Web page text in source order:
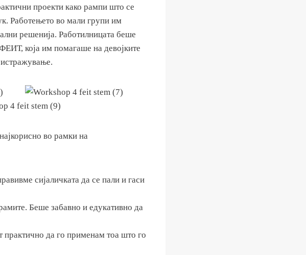
проекти како рампи што се
Работењето во мали групи им
решенија. Работилницата беше
која им помагаше на девојките
во рамки на
сијаличката да се пали и гаси
Беше забавно и едукативно да
практично да го применам тоа што го